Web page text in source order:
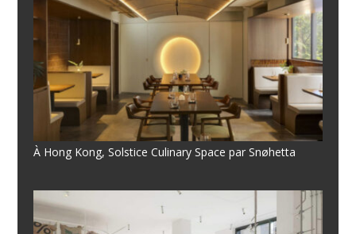
À Hong Kong, Solstice Culinary Space par Snøhetta